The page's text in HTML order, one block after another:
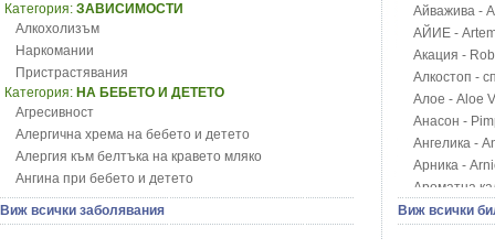
Категория: ЗАВИСИМОСТИ
Алкохолизъм
Наркомании
Пристрастявания
Категория: НА БЕБЕТО И ДЕТЕТО
Агресивност
Алергична хрема на бебето и детето
Алергия към белтъка на кравето мляко
Ангина при бебето и детето
Анемия при бебето и детето
Апетит - пълни деца
Виж всички заболявания
Айважива -
АЙИЕ -
Акация -
Алкостоп -
Алое - Aloe
Анасон -
Ангелика -
Арника -
Ароматна
Арония -
Виж всички